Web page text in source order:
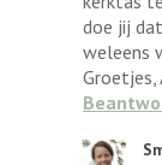
doe jij
weleens
Groetjes,